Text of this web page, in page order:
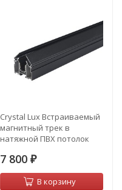
Crystal Lux Встраиваемый
магнитный трек в
натяжной ПВХ потолок
L2000 BL
7 800 ₽
В корзину